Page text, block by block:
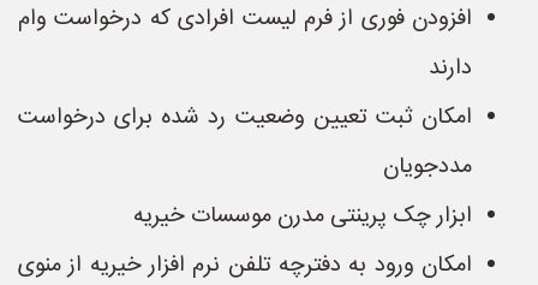
افزودن فوری از فرم لیست افرادی که درخواست وام
دارند
امکان ثبت تعیین وضعیت رد شده برای درخواست
مددجویان
ابزار چک پرینتی مدرن موسسات خیریه
امکان ورود به دفترچه تلفن نرم افزار خیریه از منوی